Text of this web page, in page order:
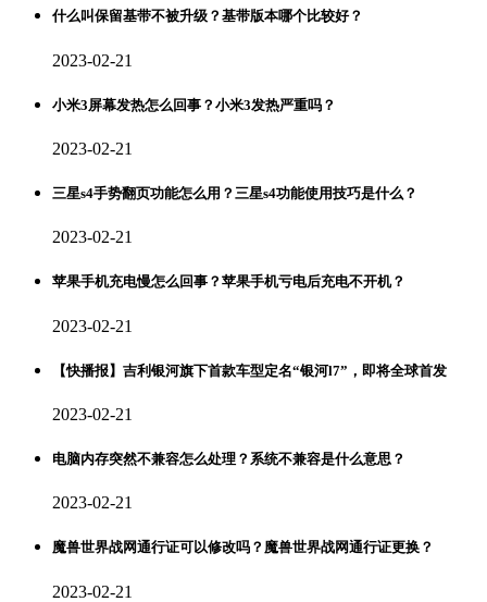
什么叫保留基带不被升级？基带版本哪个比较好？
2023-02-21
小米3屏幕发热怎么回事？小米3发热严重吗？
2023-02-21
三星s4手势翻页功能怎么用？三星s4功能使用技巧是什么？
2023-02-21
苹果手机充电慢怎么回事？苹果手机亏电后充电不开机？
2023-02-21
【快播报】吉利银河旗下首款车型定名“银河l7”，即将全球首发
2023-02-21
电脑内存突然不兼容怎么处理？系统不兼容是什么意思？
2023-02-21
魔兽世界战网通行证可以修改吗？魔兽世界战网通行证更换？
2023-02-21